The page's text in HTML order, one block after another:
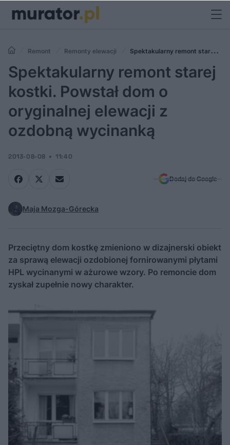
Remont Remonty elewacji
Spektakularny remont starej
kostki. Powstał dom o oryginalnej elewacji z ozdobną wycinanką
Spektakularny remont starej
kostki. Powstał dom o
oryginalnej elewacji z
ozdobną wycinanką
2013-08-08 11:40
Dodaj do Google
Maja Mozga-Górecka
Przeciętny dom kostkę zmieniono w dizajnerski obiekt
za sprawą elewacji ozdobionej fornirowanymi płytami
HPL wycinanymi w ażurowe wzory. Po remoncie dom
zyskał zupełnie nowy charakter.